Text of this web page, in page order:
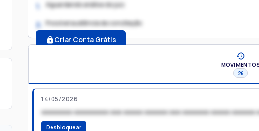
1. Aguardando análise do juiz
2. Possível audiência de conciliação
Criar Conta Grátis
MOVIMENTOS
26
14/05/2026
xxxxxxxx xxxxxxxxx xxx xxxxx xxxxxx xxx xxxxxxx xxxxx xxxxxx
Desbloquear